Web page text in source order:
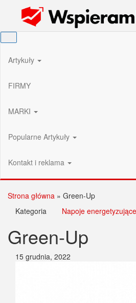
Wspieram Rozwój PL
Artykuły
FIRMY
MARKI
Popularne Artykuły
Kontakt i reklama
Strona główna » Green-Up
Kategoria
Napoje energetyzujące
Green-Up
15 grudnia, 2022